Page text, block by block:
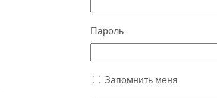
Пароль
Запомнить меня